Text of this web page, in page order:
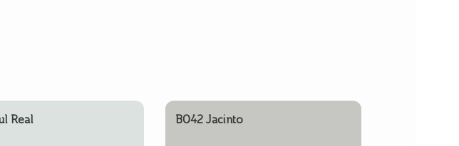
Real B042 Jacinto